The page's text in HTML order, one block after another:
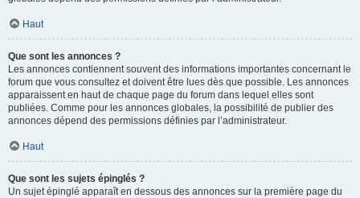
Haut
Que sont les annonces ?
Les annonces contiennent souvent des informations importantes concernant le
forum que vous consultez et doivent être lues dès que possible. Les annonces
apparaissent en haut de chaque page du forum dans lequel elles sont
publiées. Comme pour les annonces globales, la possibilité de publier des
annonces dépend des permissions définies par l’administrateur.
Haut
Que sont les sujets épinglés ?
Un sujet épinglé apparaît en dessous des annonces sur la première page du